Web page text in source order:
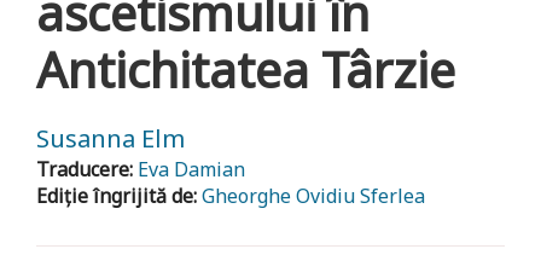
Antichitatea Târzie
Susanna Elm
Traducere: Eva Damian
Ediție îngrijită de:Gheorghe Ovidiu Sferlea